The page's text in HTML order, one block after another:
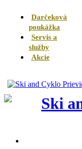
Darčeková
poukážka
Servis a
služby
Akcie